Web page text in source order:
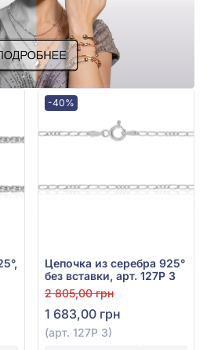
-40%
Цепочка из серебра 925°
без вставки, арт. 127Р 3
2 805,00 грн
1 683,00 грн
(арт. 127Р 3)